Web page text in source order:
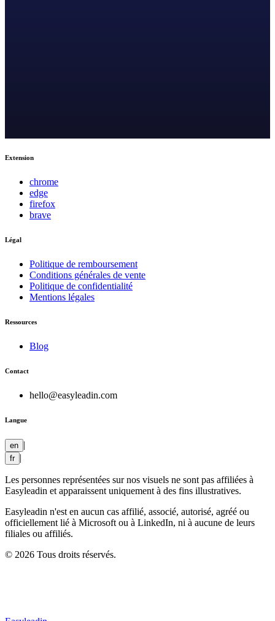
Extension
chrome
edge
firefox
brave
Légal
Politique de remboursement
Conditions générales de vente
Politique de confidentialité
Mentions légales
Ressources
Blog
Contact
hello@easyleadin.com
Langue
en |
fr |
Les personnes représentées sur nos visuels ne sont pas affiliées à
Easyleadin et apparaissent uniquement à des fins illustratives.
Easyleadin n'est en aucun cas affilié, associé, autorisé, agréé ou
officiellement lié à Microsoft ou à LinkedIn, ni à aucune de leurs
filiales ou affiliés.
© 2026 Tous droits réservés.